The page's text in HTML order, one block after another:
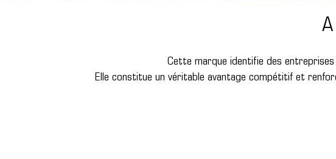
Cette marque identifie des
Elle constitue un véritable avantage compétitif et